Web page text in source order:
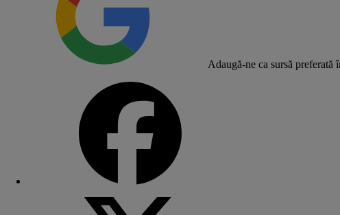
Adaugă-ne ca sursă preferată